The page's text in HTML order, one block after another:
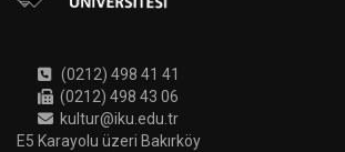
(0212) 498 41 41
(0212) 498 43 06
kultur@iku.edu.tr
E5 Karayolu üzeri Bakırköy